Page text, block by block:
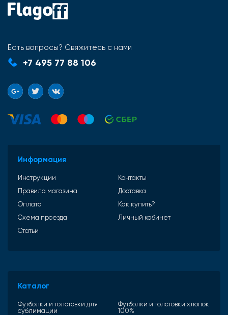
Есть вопросы? Свяжитесь с нами
+7 495 77 88 106
Информация
Инструкции
Контакты
Правила магазина
Доставка
Оплата
Как купить?
Схема проезда
Личный кабинет
Статьи
Каталог
Футболки и толстовки для
сублимации
Футболки и толстовки хлопок
100%